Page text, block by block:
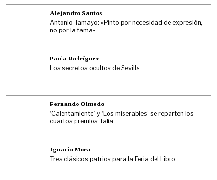
Alejandro Santos
Antonio Tamayo: «Pinto por necesidad de expresión,
no por la fama»
Paula Rodríguez
Los secretos ocultos de Sevilla
Fernando Olmedo
‘Calentamiento’ y ‘Los miserables’ se reparten los
cuartos premios Talía
Ignacio Mora
Tres clásicos patrios para la Feria del Libro